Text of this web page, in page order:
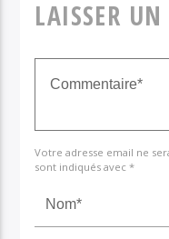
LAISSER
Votre adresse email ne
sont indiqués avec *